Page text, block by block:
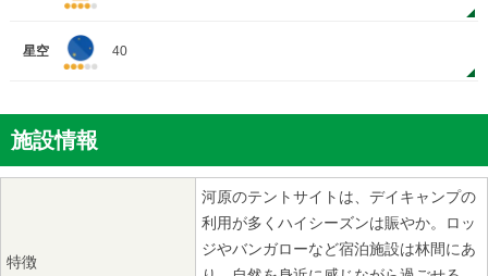
星空 40
施設情報
特徴
河原のテントサイトは、デイキャンプの
利用が多くハイシーズンは賑やか。ロッ
ジやバンガローなど宿泊施設は林間にあ